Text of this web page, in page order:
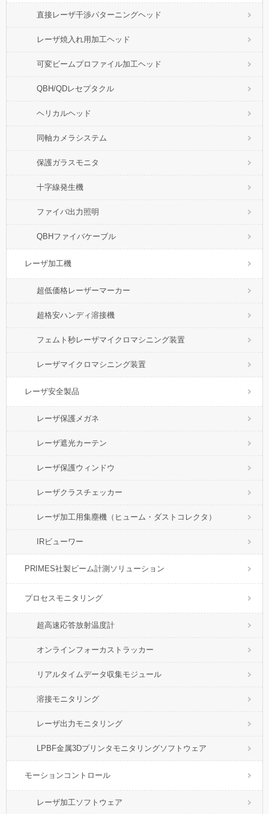
直接レーザ干渉パターニングヘッド
レーザ焼入れ用加工ヘッド
可変ビームプロファイル加工ヘッド
QBH/QDレセプタクル
ヘリカルヘッド
同軸カメラシステム
保護ガラスモニタ
十字線発生機
ファイバ出力照明
QBHファイバケーブル
レーザ加工機
超低価格レーザーマーカー
超格安ハンディ溶接機
フェムト秒レーザマイクロマシニング装置
レーザマイクロマシニング装置
レーザ安全製品
レーザ保護メガネ
レーザ遮光カーテン
レーザ保護ウィンドウ
レーザクラスチェッカー
レーザ加工用集塵機（ヒューム・ダストコレクタ）
IRビューワー
PRIMES社製ビーム計測ソリューション
プロセスモニタリング
超高速応答放射温度計
オンラインフォーカストラッカー
リアルタイムデータ収集モジュール
溶接モニタリング
レーザ出力モニタリング
LPBF金属3Dプリンタモニタリングソフトウェア
モーションコントロール
レーザ加工ソフトウェア